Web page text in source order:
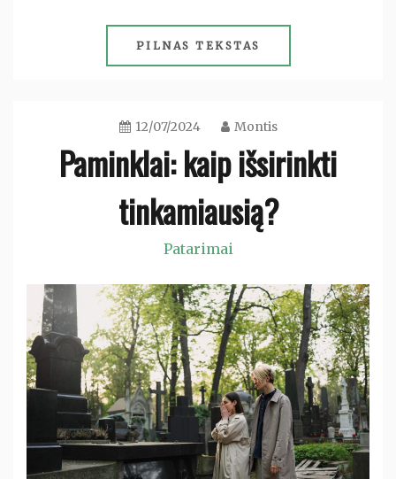
PILNAS TEKSTAS
12/07/2024 Montis
Paminklai: kaip išsirinkti
tinkamiausią?
Patarimai